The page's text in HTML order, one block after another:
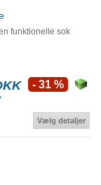
funktionelle sok
- 31 %
Vælg detaljer